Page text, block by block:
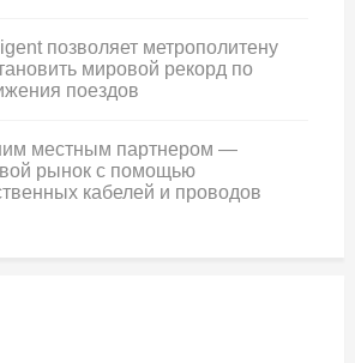
позволяет метрополитену
мировой рекорд по
поездов
местным партнером —
рынок с помощью
кабелей и проводов